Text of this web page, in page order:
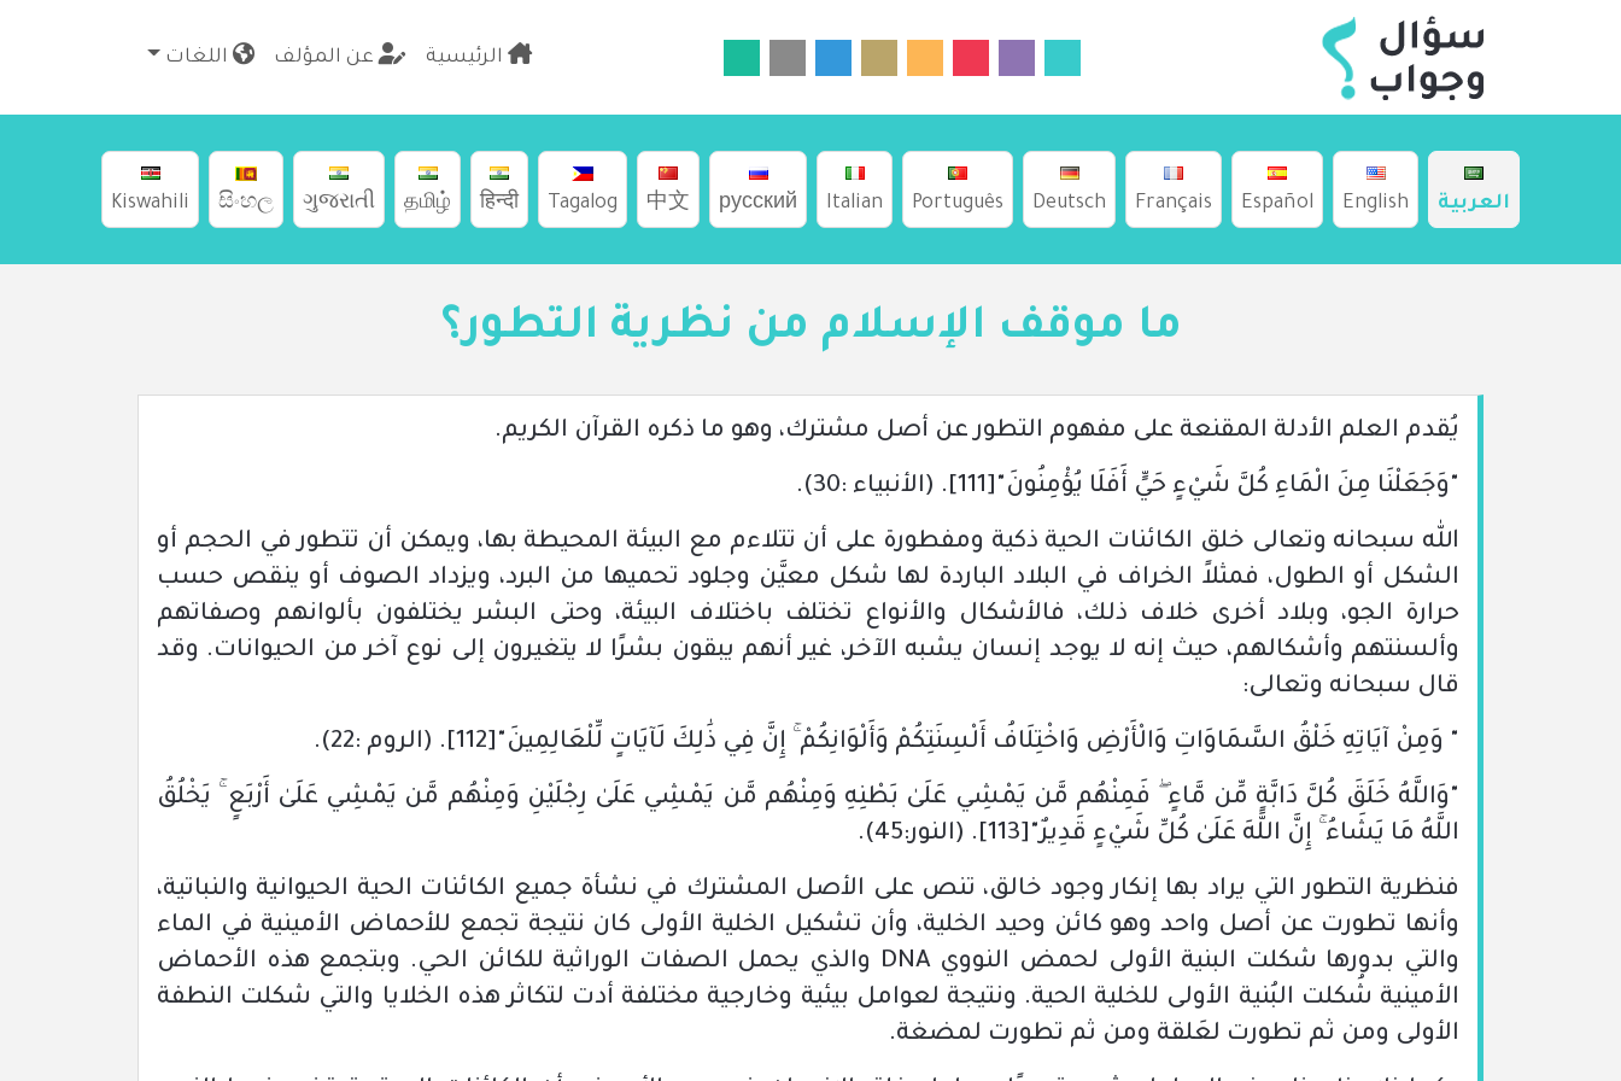
الرئيسية عن المؤلف اللغات
العربية English
Español
Français
Deutsch
Português
Italian
русский
中文
Tagalog
हिन्दी
தமிழ்
ગુજરાતી
සිංහල
Kiswahili
ما موقف الإسلام من نظرية التطور؟
يُقدم العلم الأدلة المقنعة على مفهوم التطور عن أصل مشترك، وهو ما ذكره القرآن الكريم.
"وَجَعَلْنَا مِنَ الْمَاءِ كُلَّ شَيْءٍ حَيٍّ أَفَلَا يُؤْمِنُونَ"[111]
. (الأنبياء :30) .
الله سبحانه وتعالى خلق الكائنات الحية ذكية ومفطورة على أن تتلاءم مع البيئة المحيطة بها، ويمكن أن تتطور في الحجم أو
الشكل أو الطول، فمثلاً الخراف في البلاد الباردة لها شكل معيَّن وجلود تحميها من البرد، ويزداد الصوف أو ينقص حسب
حرارة الجو، وبلاد أخرى خلاف ذلك، فالأشكال والأنواع تختلف باختلاف البيئة، وحتى البشر يختلفون بألوانهم وصفاتهم
وألسنتهم وأشكالهم، حيث إنه لا يوجد إنسان يشبه الآخر، غير أنهم يبقون بشرًا لا يتغيرون إلى نوع آخر من الحيوانات. وقد
قال سبحانه وتعالى:
" وَمِنْ آيَاتِهِ خَلْقُ السَّمَاوَاتِ وَالْأَرْضِ وَاخْتِلَافُ أَلْسِنَتِكُمْ وَأَلْوَانِكُمْ ۚ إِنَّ فِي ذَٰلِكَ لَآيَاتٍ لِّلْعَالِمِينَ"[112]
. (الروم :22) .
"وَاللَّهُ خَلَقَ كُلَّ دَابَّةٍ مِّن مَّاءٍ ۖ فَمِنْهُم مَّن يَمْشِي عَلَىٰ بَطْنِهِ وَمِنْهُم مَّن يَمْشِي عَلَىٰ رِجْلَيْنِ وَمِنْهُم مَّن يَمْشِي عَلَىٰ أَرْبَعٍ ۚ يَخْلُقُ
اللَّهُ مَا يَشَاءُ ۚ إِنَّ اللَّهَ عَلَىٰ كُلِّ شَيْءٍ قَدِيرٌ"[113]
. (النور:45) .
فنظرية التطور التي يراد بها إنكار وجود خالق، تنص على الأصل المشترك في نشأة جميع الكائنات الحية الحيوانية والنباتية،
وأنها تطورت عن أصل واحد وهو كائن وحيد الخلية، وأن تشكيل الخلية الأولى كان نتيجة تجمع للأحماض الأمينية في الماء
والتي بدورها شكلت البنية الأولى لحمض النووي DNA والذي يحمل الصفات الوراثية للكائن الحي. وبتجمع هذه الأحماض
الأمينية شُكلت البُنية الأولى للخلية الحية. ونتيجة لعوامل بيئية وخارجية مختلفة أدت لتكاثر هذه الخلايا والتي شكلت النطفة
الأولى ومن ثم تطورت لعَلقة ومن ثم تطورت لمضغة.